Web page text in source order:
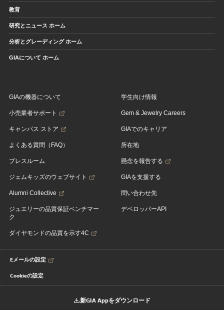
教育
研究とニュース ホーム
分析とグレーディング ホーム
GIAについて ホーム
GIAの機器について
小売業者サポート
キャンパス ストア
よくある質問（FAQ）
プレスルーム
ジェムキッズのウェブサイト
Alumni Collective
ジュエリーの品質保証ベンチマー
ク
ダイヤモンドの品質を示す4C
学生向け情報
Gem & Jewelry Careers
GIAでのキャリア
所在地
懸念を報告する
GIAを支援する
問い合わせ先
デベロッパーAPI
Eメールの設定
Cookieの設定
新GIA Appをダウンロード